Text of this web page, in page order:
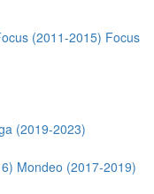
(2011-2015) Focus
(2019-2023)
Mondeo (2017-2019)